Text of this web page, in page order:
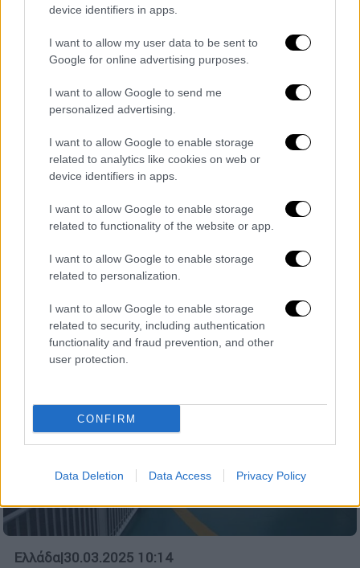
device identifiers in apps.
I want to allow my user data to be sent to
Google for online advertising purposes.
I want to allow Google to send me
personalized advertising.
I want to allow Google to enable storage
related to analytics like cookies on web or
device identifiers in apps.
I want to allow Google to enable storage
related to functionality of the website or app.
I want to allow Google to enable storage
related to personalization.
I want to allow Google to enable storage
related to security, including authentication
functionality and fraud prevention, and other
user protection.
CONFIRM
Data Deletion Data Access Privacy Policy
Ελλάδα|24.05.2025 00:21
Νέα Χαλκηδόνα: 48χρονη γυναίκα
βρέθηκε νεκρή στο σπίτι της -
στοιχεία
Ελλάδα|30.03.2025 10:14